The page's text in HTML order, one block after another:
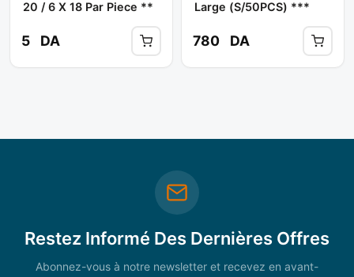
20 / 6 X 18 Par Piece **
5 DA
Large (S/50PCS) ***
780 DA
Restez Informé Des Dernières Offres
Abonnez-vous à notre newsletter et recevez en avant-